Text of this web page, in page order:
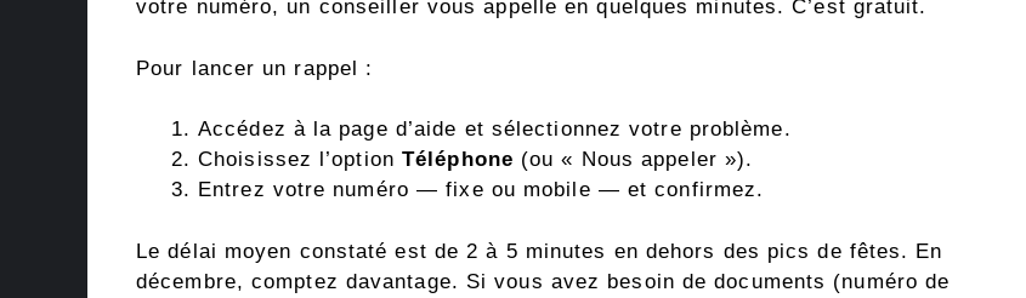
votre numéro, un conseiller vous appelle en quelques minutes. C’est gratuit.
Pour lancer un rappel :
Accédez à la page d’aide et sélectionnez votre problème.
Choisissez l’option Téléphone (ou « Nous appeler »).
Entrez votre numéro — fixe ou mobile — et confirmez.
Le délai moyen constaté est de 2 à 5 minutes en dehors des pics de fêtes. En
décembre, comptez davantage. Si vous avez besoin de documents (numéro de